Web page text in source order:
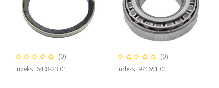
(0)
Indeks: 6408-23.01
(0)
Indeks: 971651.01